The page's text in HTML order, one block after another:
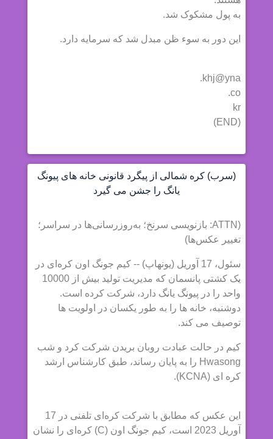
به پول مشکوک شد.
این دور به سوء ظن مبدل شد که سرمایه دارد.
khj@yna.
co.
kr
(END)
(سرب) کره شمالی از پیگرد قانونی خانه های پیونگ
یانگ را جشن می گیرد
(ATTN: بازنویسی سرنخ؛ به‌روزرسانی‌ها در سراسر؛
تغییر عکس‌ها)
سئول، 17 آوریل (یونهاپ) -- کیم جونگ اون کره‌ای در
یک کشتی پانسمان که مدیریت تولید بیش از 10000
واحد را در پیونگ یانگ دارد، شرکت کرده است.
دوشنبه، خانه ها را به طور یکسان در اولویت ها
توصیف می کند.
کیم در حالت عبادت روبان بریدن شرکت کرد و شب
Hwasong را به پایان رساند، طبق کارشناس ارشد
کره ای (KCNA).
این عکس که مطابق با شرکت کره‌ای تلفنی در 17
آوریل 2023 است، کیم جونگ اون (C) کره‌ای را نشان